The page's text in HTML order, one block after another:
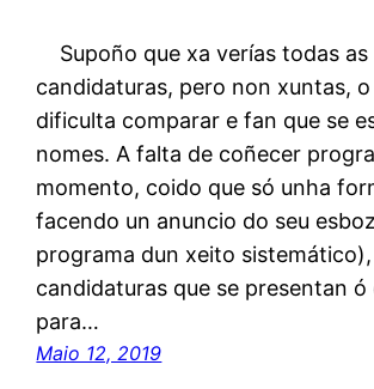
Supoño que xa verías todas as
candidaturas, pero non xuntas, o
dificulta comparar e fan que se
nomes. A falta de coñecer
momento, coido que só unha
facendo un anuncio do seu
programa dun xeito
candidaturas que se presentan ó
para…
Maio 12, 2019